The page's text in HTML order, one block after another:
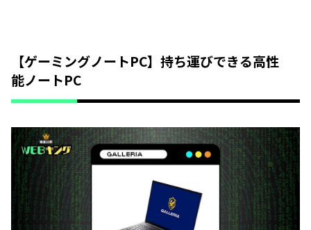
【ゲーミングノートPC】持ち運びできる高性
能ノートPC